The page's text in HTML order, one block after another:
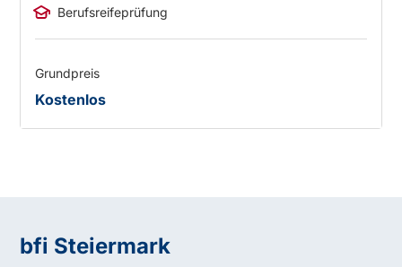
Berufsreifeprüfung
Grundpreis
Kostenlos
bfi Steiermark